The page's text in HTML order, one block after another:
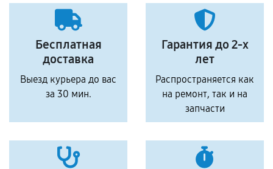
Бесплатная
доставка
Выезд курьера до вас
за 30 мин.
Гарантия до 2-х
лет
Распространяется как
на ремонт, так и на
запчасти